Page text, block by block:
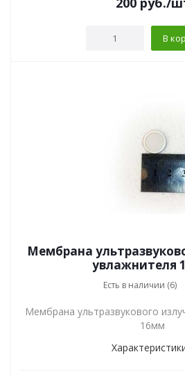
В
Мембрана
увлажнителя
Есть в наличии (6)
Мембрана ультразвукового
16мм